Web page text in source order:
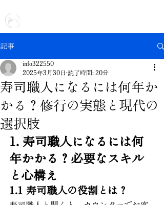
記事
寿司職人になるには何年か
かる？修行の実態と現代の
選択肢
info322550
2025年3月30日 読了時間: 20分
1. 寿司職人になるには何
年かかる？必要なスキル
と心構え
1.1 寿司職人の役割とは？